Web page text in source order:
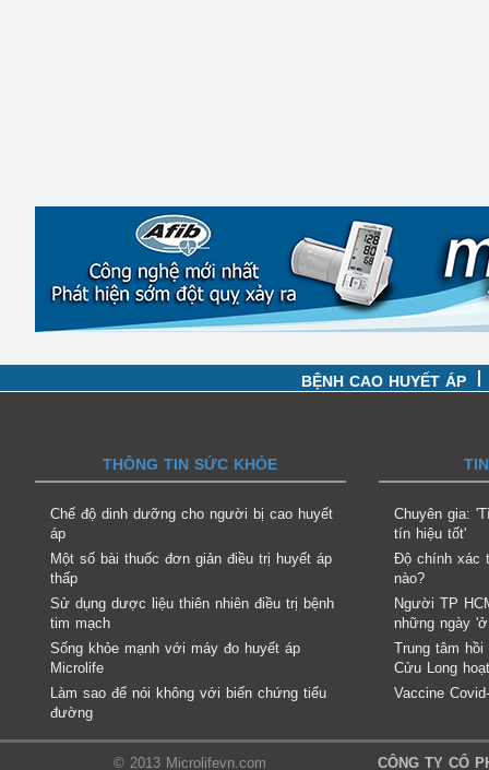
BỆNH CAO HUYẾT ÁP
THÔNG TIN SỨC KHỎE
Chế độ dinh dưỡng cho người bị cao huyết
áp
Một số bài thuốc đơn giản điều trị huyết áp
thấp
Sử dụng dược liệu thiên nhiên điều trị bệnh
tim mạch
Sống khỏe mạnh với máy đo huyết áp
Microlife
Làm sao để nói không với biến chứng tiểu
đường
Chuyên gia:
tín hiệu tốt'
Độ chính xác
nào?
Người TP
những ngày
Trung tâm
Cửu Long
Vaccine
© 2013 Microlifevn.com CÔNG TY CỔ